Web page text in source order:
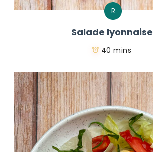
R
Salade lyonnaise
40 mins